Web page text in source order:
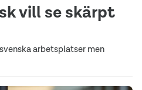
vill se skärpt
arbetsplatser men